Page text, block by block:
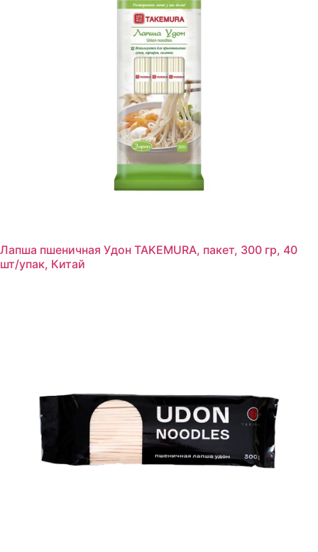
Лапша пшеничная Удон TAKEMURA, пакет, 300 гр, 40
шт/упак, Китай